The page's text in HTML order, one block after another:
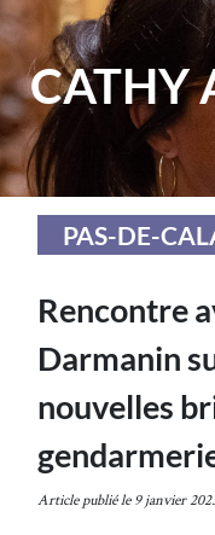
CATHY
PAS-DE-
Rencontre
Darmanin
nouvelles
Article publié le 9 janvier